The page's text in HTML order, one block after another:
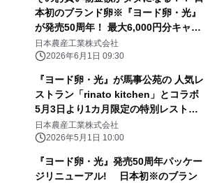
本初のブランド卵※『ヨード卵・光』
が発売50周年！ 最大6,000円分キャッ
シュバックキャンペーンを6月1日より
実施！
日本農産工業株式会社
2026年6月1日 09:30
『ヨード卵・光』が馬事公苑の 人気レ
ストラン「rinato kitchen」とコラボ
5月3日より1カ月限定の特別レストラ
ンを開催
日本農産工業株式会社
2026年5月1日 10:00
『ヨード卵・光』発売50周年パッケー
ジリニューアル! 日本初※のブラン